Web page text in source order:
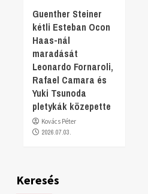
Guenther Steiner
kétli Esteban Ocon
Haas-nál
maradását
Leonardo Fornaroli,
Rafael Camara és
Yuki Tsunoda
pletykák közepette
Kovács Péter
2026.07.03.
Keresés